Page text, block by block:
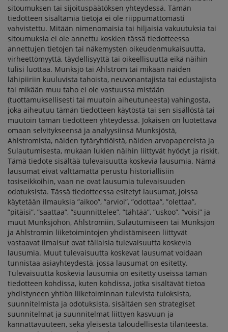
sitoumuksen tai sijoituspäätöksen yhteydessä. Tämän
tiedotteen sisältämiä tietoja ei ole riippumattomasti
vahvistettu. Mitään nimenomaisia tai hiljaisia vakuutuksia tai
sitoumuksia ei ole annettu koskien tässä tiedotteessa
annettujen tietojen tai näkemysten oikeudenmukaisuutta,
virheettömyyttä, täydellisyyttä tai oikeellisuutta eikä näihin
tulisi luottaa. Munksjö tai Ahlstrom tai mikään näiden
lähipiiriin kuuluvista tahoista, neuvonantajista tai edustajista
tai mikään muu taho ei ole vastuussa mistään
(tuottamuksellisesti tai muutoin aiheutuneesta) vahingosta,
joka aiheutuu tämän tiedotteen käytöstä tai sen sisällöstä tai
muutoin tämän tiedotteen yhteydessä. Jokaisen on luotettava
omaan selvitykseensä ja analyysiinsä Munksjöstä,
Ahlstromista, näiden tytäryhtiöistä, näiden arvopapereista ja
Sulautumisesta, mukaan lukien näihin liittyvät hyödyt ja riskit.
Tämä tiedote sisältää tulevaisuutta koskevia lausumia. Nämä
lausumat eivät välttämättä perustu historiallisiin
tosiseikkoihin, vaan ne ovat lausumia tulevaisuuden
odotuksista. Tässä tiedotteessa esitetyt lausumat, joissa
käytetään ilmauksia ”aikoo”, ”arvioi”, ”odottaa”, ”olettaa”,
”pitäisi”, ”saattaa”, ”suunnittelee”, ”tähtää”, ”uskoo”, ”voisi” ja
muut Munksjöhön, Ahlstromiin, Sulautumiseen tai Munksjön
ja Ahlstromin liiketoimintojen yhdistämiseen liittyvät
vastaavat ilmaisut ovat tällaisia tulevaisuutta koskevia
lausumia. Muut tulevaisuutta koskevat lausumat voidaan
tunnistaa asiayhteydestä, jossa lausumat on esitetty.
Tulevaisuutta koskevia lausumia on esitetty useissa tämän
tiedotteen kohdissa, kuten kohdissa, jotka sisältävät tietoa
yhdistyneen yhtiön liiketoiminnan tulevista tuloksista,
suunnitelmista ja odotuksista, sisältäen sen strategiset
suunnitelmat ja suunnitelmat liittyen kasvuun ja
kannattavuuteen, sekä yleisestä taloudellisesta tilanteesta.